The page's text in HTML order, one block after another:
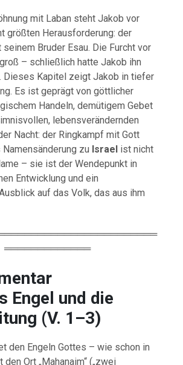
mit Laban stehtJakobvor
größten Herausforderung:der
seinem Bruder Esau. Die Furchtvor
groß – schließlichhatteJakob ihn
Dieses Kapitel zeigtJakob intiefer
Es istgeprägtvongöttlicher
Handeln,demütigemGebet
lebensverändernden
Nacht:der RingkampfmitGott
Namensänderung zu Israel istnicht
– sie istderWendepunkt in
Entwicklungundein
aufdasVolk,dasaus ihm
═════════════
Engel und die
(V. 1–3)
den EngelnGottes –wie schon in
denOrt „Mahanaim“ („zwei